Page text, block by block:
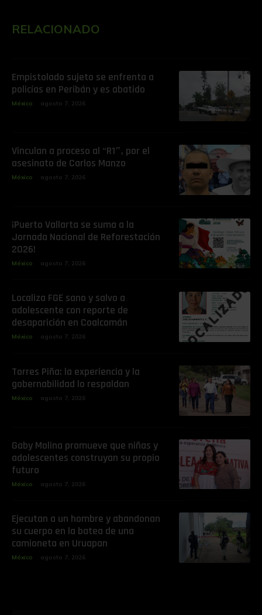
RELACIONADO
Empistolado sujeto se enfrenta a
policías en Peribán y es abatido
México agosto 7, 2026
Vinculan a proceso al “R1″, por el
asesinato de Carlos Manzo
México agosto 7, 2026
¡Puerto Vallarta se suma a la
Jornada Nacional de Reforestación
2026!
México agosto 7, 2026
Localiza FGE sano y salvo a
adolescente con reporte de
desaparición en Coalcomán
México agosto 7, 2026
Torres Piña: la experiencia y la
gobernabilidad lo respaldan
México agosto 7, 2026
Gaby Molina promueve que niñas y
adolescentes construyan su propio
futuro
México agosto 7, 2026
Ejecutan a un hombre y abandonan
su cuerpo en la batea de una
camioneta en Uruapan
México agosto 7, 2026